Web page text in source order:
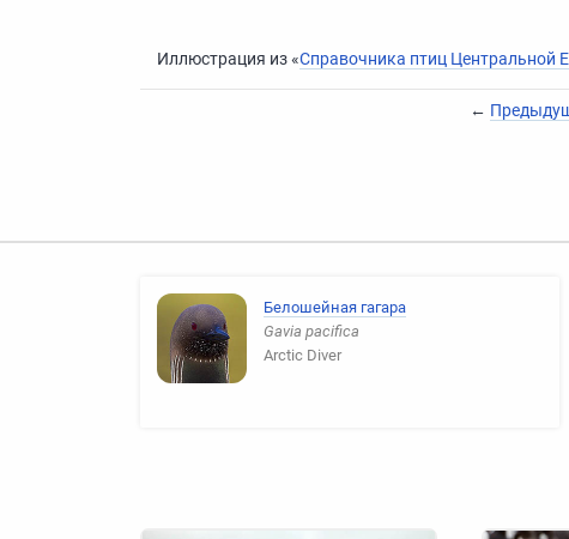
Иллюстрация из «Справочника птиц Центральной
←
Белошейная гагара
Gavia pacifica
Arctic Diver